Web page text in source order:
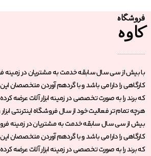
فروشگاه
کاوه
با بیش از سی سال سابقه خدمت به مشتریان در زمینه
کارگاهی را دارا می باشد و با گردهم آوردن متخصصان
که برند را به صورت تخصصی در زمینه ابزار آلات عرضه
هرچه تمام تر فعالیت خود از سال فروشگاه اینترنتی ابزار
بیش از سی سال سابقه خدمت به مشتریان در زمینه
کارگاهی را دارا می باشد و با گردهم آوردن متخصصان
که برند را به صورت تخصصی در زمینه ابزار آلات عرضه